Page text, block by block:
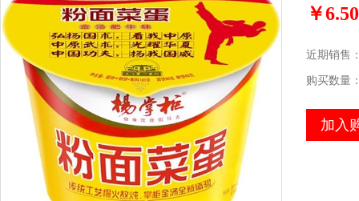
￥6.50
近期销售
购买数量
加入